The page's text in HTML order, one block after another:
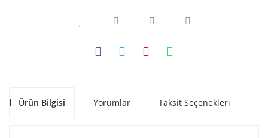
Ürün Bilgisi Yorumlar Taksit Seçenekleri